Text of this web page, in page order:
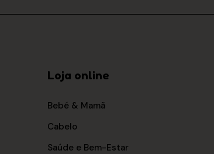
Loja online
Bebé & Mamã
Cabelo
Saúde e Bem-Estar